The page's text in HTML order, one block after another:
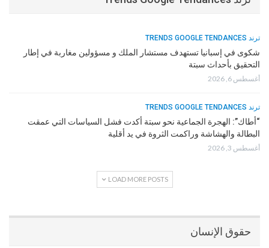
ترند TRENDS GOOGLE TENDANCES
شكوى في إسبانيا تستهدف مستشار الملك و مسؤولين مغاربة في إطار
التحقيق بأحداث سبتة
أغسطس 6, 2026
ترند TRENDS GOOGLE TENDANCES
“أطاك”: الهجرة الجماعية نحو سبتة أكدت فشل السياسات التي عمقت
البطالة والهشاشة وراكمت الثروة في يد أقلية
أغسطس 3, 2026
LOAD MORE POSTS
حقوق الإنسان